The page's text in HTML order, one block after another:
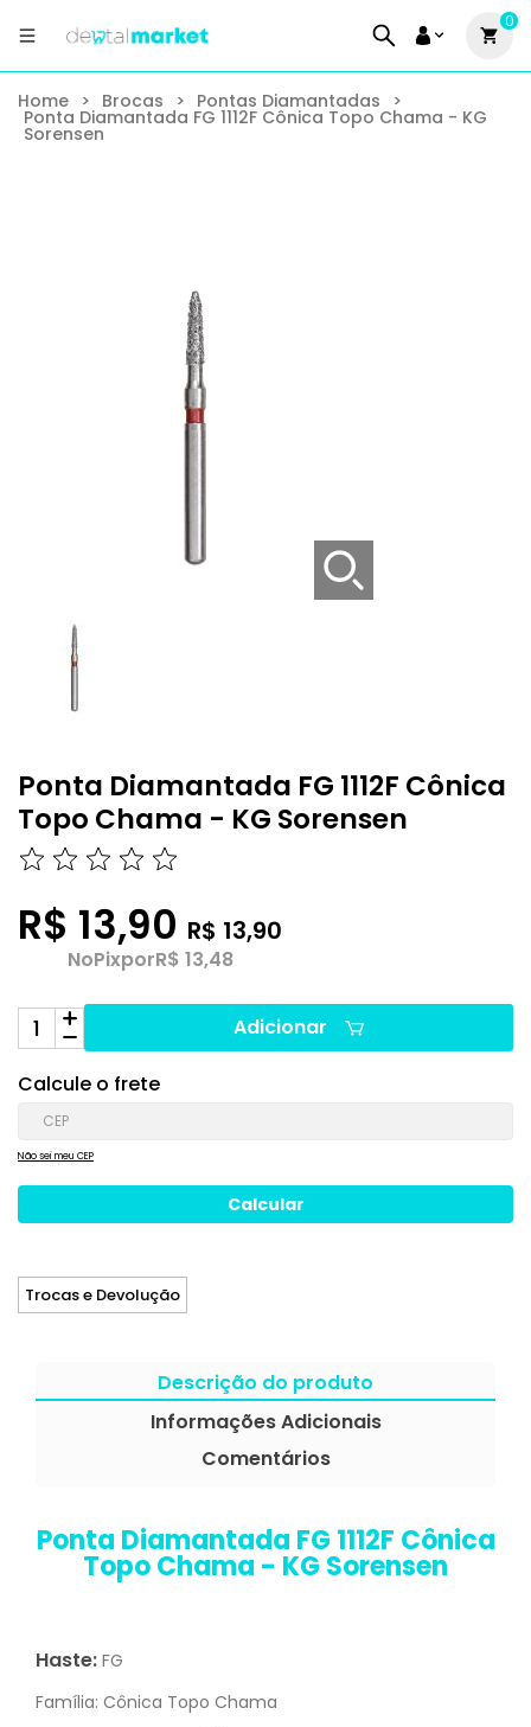
0
Home > Brocas > Pontas Diamantadas >
Ponta Diamantada FG 1112F Cônica Topo Chama - KG
Sorensen
Ponta Diamantada FG 1112F Cônica
Topo Chama - KG Sorensen
R$ 13,90 R$ 13,90
NoPixporR$ 13,48
Adicionar
Calcule o frete
Não sei meu CEP
Trocas e Devolução
Descrição do produto
Informações Adicionais
Comentários
Ponta Diamantada FG 1112F Cônica
Topo Chama - KG Sorensen
Haste: FG
Família: Cônica Topo Chama